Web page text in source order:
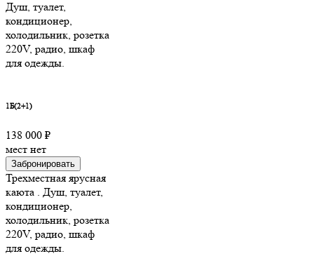
Душ, туалет,
кондиционер,
холодильник, розетка
220V, радио, шкаф
для одежды.
1Б(2+1)
138 000 ₽
мест нет
Забронировать
Трехместная ярусная
каюта . Душ, туалет,
кондиционер,
холодильник, розетка
220V, радио, шкаф
для одежды.